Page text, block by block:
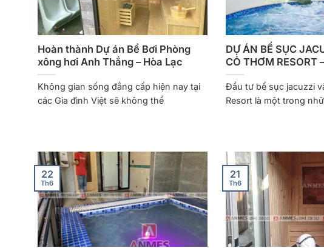
Hoàn thành Dự án Bể Bơi Phòng
xông hơi Anh Thắng – Hòa Lạc
Không gian sống đẳng cấp hiện nay tại
các Gia đình Việt sẽ không thể
DỰ ÁN BỂ SỤC
CỎ THƠM RESORT
Đầu tư bể sục jacuzzi
Resort là một trong
22
Th6
21
Th6